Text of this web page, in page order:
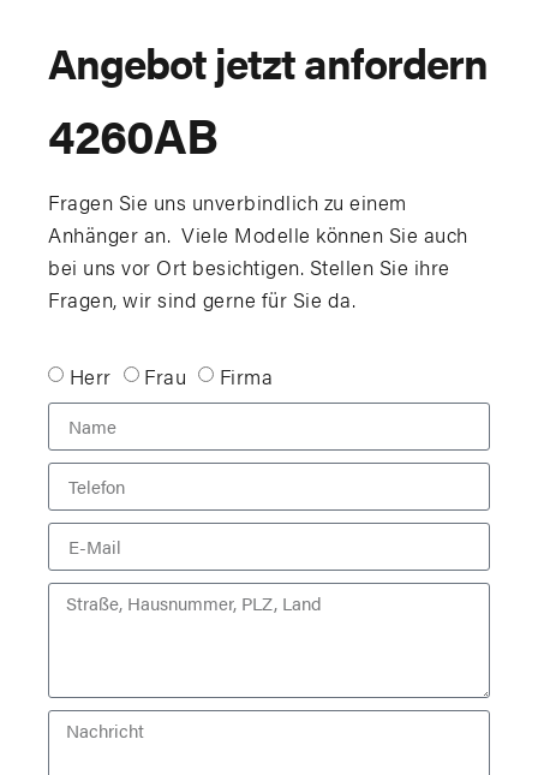
Angebot jetzt anfordern
4260AB
Fragen Sie uns unverbindlich zu einem
Anhänger an. Viele Modelle können Sie auch
bei uns vor Ort besichtigen. Stellen Sie ihre
Fragen, wir sind gerne für Sie da.
Herr Frau Firma